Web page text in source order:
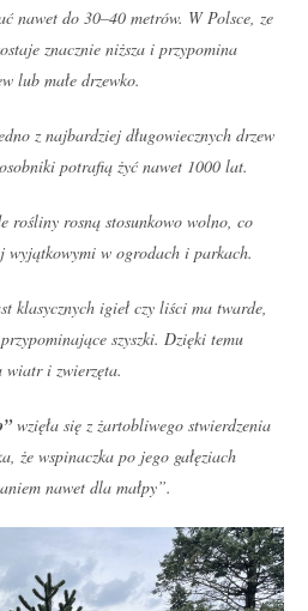
nawet do 30–40 metrów. W Polsce, ze
znacznie niższa i przypomina
lub małe drzewko.
z najbardziej długowiecznych drzew
potrafią żyć nawet 1000 lat.
rośliny rosną stosunkowo wolno, co
wyjątkowymi w ogrodach i parkach.
klasycznych igieł czy liści ma twarde,
szyszki. Dzięki temu
wiatr i zwierzęta.
wzięła się z żartobliwego stwierdzenia
że wspinaczka po jego gałęziach
nawet dla małpy”.